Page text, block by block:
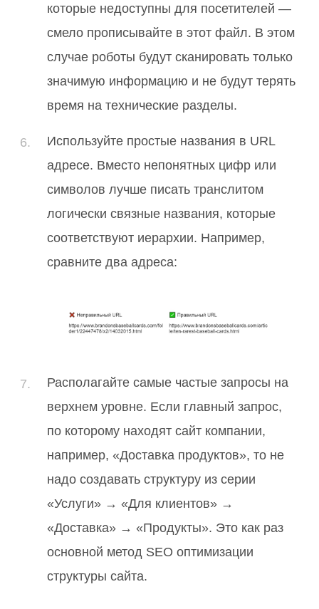
которые недоступны для посетителей —
смело прописывайте в этот файл. В этом
случае роботы будут сканировать только
значимую информацию и не будут терять
время на технические разделы.
Используйте простые названия в URL
адресе. Вместо непонятных цифр или
символов лучше писать транслитом
логически связные названия, которые
соответствуют иерархии. Например,
сравните два адреса:
Располагайте самые частые запросы на
верхнем уровне. Если главный запрос,
по которому находят сайт компании,
например, «Доставка продуктов», то не
надо создавать структуру из серии
«Услуги» → «Для клиентов» →
«Доставка» → «Продукты». Это как раз
основной метод SEO оптимизации
структуры сайта.